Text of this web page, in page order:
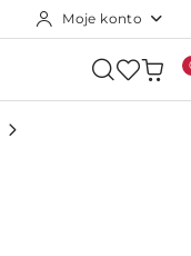
Moje konto